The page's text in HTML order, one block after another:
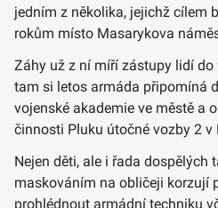
jedním z několika, jejichž cílem
rokům místo Masarykova
Záhy už z ní míří zástupy lidí do
tam si letos armáda připomíná
vojenské akademie ve městě a
činnosti Pluku útočné vozby 2 v
Nejen děti, ale i řada dospělých
maskováním na obličeji korzují
prohlédnout armádní techniku